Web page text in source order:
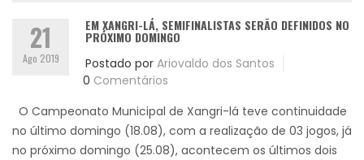
21
Ago 2019
EM XANGRI-LÁ, SEMIFINALISTAS SERÃO DEFINIDOS NO
PRÓXIMO DOMINGO
Postado por Ariovaldo dos Santos
0 Comentários
O Campeonato Municipal de Xangri-lá teve continuidade
no último domingo (18.08), com a realização de 03 jogos, já
no próximo domingo (25.08), acontecem os últimos dois